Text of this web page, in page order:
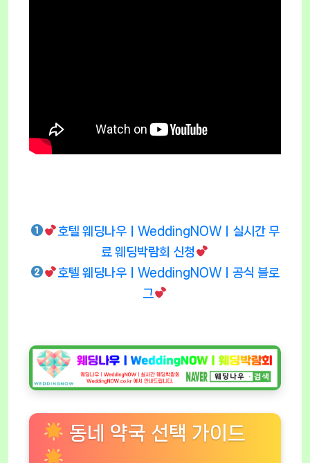
호텔 웨딩나우ㅣWeddingNOWㅣ실시간 무
료 웨딩박람회 신청
호텔 웨딩나우ㅣWeddingNOWㅣ공식 블로
그
동네 약국 선택 가이드